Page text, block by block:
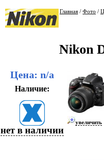
Главная / Фото /
Nikon
Цена: n/a
Наличие:
нет в наличии
увеличить